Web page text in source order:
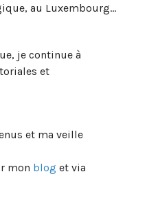
au Luxembourg…
je continue à
et
et ma veille
mon blog et via